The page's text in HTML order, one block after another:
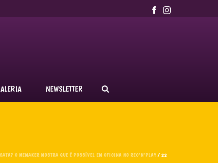
NEWSLETTER
O MEMAKER MOSTRA QUE É POSSÍVEL EM OFICINA NO REC'N'PLAY / 22